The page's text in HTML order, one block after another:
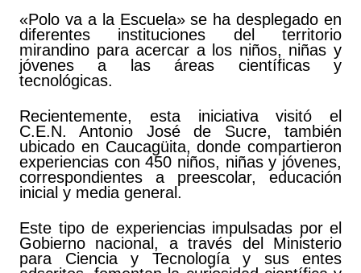
«Polo va a la Escuela» se ha desplegado en
diferentes instituciones del territorio
mirandino para acercar a los niños, niñas y
jóvenes a las áreas científicas y
tecnológicas.
Recientemente, esta iniciativa visitó el
C.E.N. Antonio José de Sucre, también
ubicado en Caucagüita, donde compartieron
experiencias con 450 niños, niñas y jóvenes,
correspondientes a preescolar, educación
inicial y media general.
Este tipo de experiencias impulsadas por el
Gobierno nacional, a través del Ministerio
para Ciencia y Tecnología y sus entes